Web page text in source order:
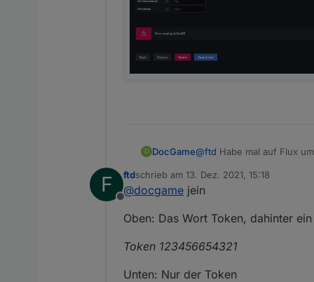
D DocGame@ftd Habe mal auf Flux
rein...oder?
F
Offline
ftdschrieb am 13. Dez. 2021, 15:18
zuletzt editiert von
@docgame jein
Oben: Das Wort Token, dahinter
Token 123456654321
Unten: Nur der Token